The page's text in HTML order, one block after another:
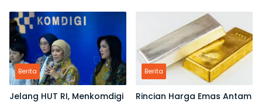
Berita
Jelang HUT RI, Menkomdigi
Berita
Rincian Harga Emas Antam